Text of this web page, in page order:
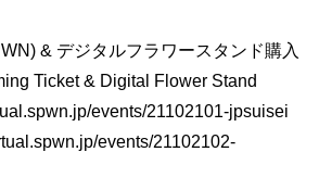
& デジタルフラワースタンド購入
Ticket & Digital Flower Stand
events/21102101-jpsuisei
events/21102102-